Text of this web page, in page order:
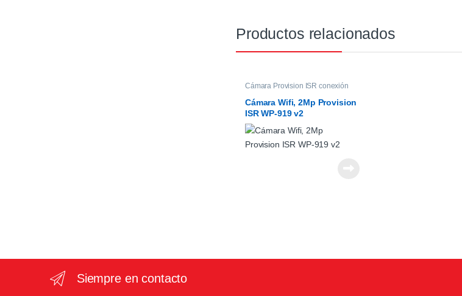
Productos relacionados
Cámara Provision ISR conexión
Cámara Wifi, 2Mp Provision
ISR WP-919 v2
Siempre en contacto